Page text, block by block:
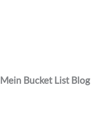
Mein Bucket List Blog